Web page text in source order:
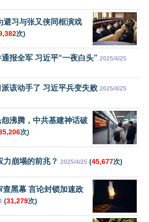
避习与张又侠同框演戏
次)
报全军 习近平“一夜白头” 2025/4/25
该动手了 习近平兵变失败 2025/4/25
怨沸腾，中共基建神话破
次)
力崩塌的前兆？ 2025/4/25 (45,677次)
查黑幕 言论封锁加速政
(31,279次)